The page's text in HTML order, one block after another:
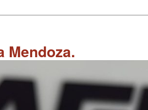
Mendoza.